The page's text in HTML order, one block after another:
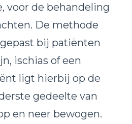
voor de behandeling
De methode
bij patiënten
ischias of een
ligt hierbij op de
gedeelte van
en neer bewogen.